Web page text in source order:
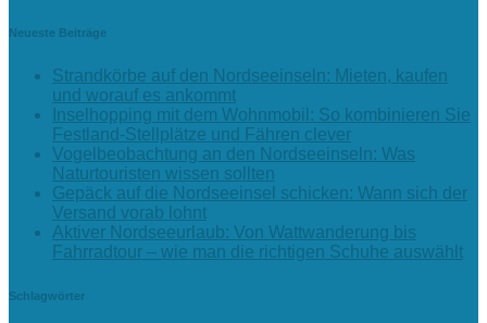
Neueste Beiträge
Strandkörbe auf den Nordseeinseln: Mieten, kaufen
und worauf es ankommt
Inselhopping mit dem Wohnmobil: So kombinieren Sie
Festland-Stellplätze und Fähren clever
Vogelbeobachtung an den Nordseeinseln: Was
Naturtouristen wissen sollten
Gepäck auf die Nordseeinsel schicken: Wann sich der
Versand vorab lohnt
Aktiver Nordseeurlaub: Von Wattwanderung bis
Fahrradtour – wie man die richtigen Schuhe auswählt
Schlagwörter